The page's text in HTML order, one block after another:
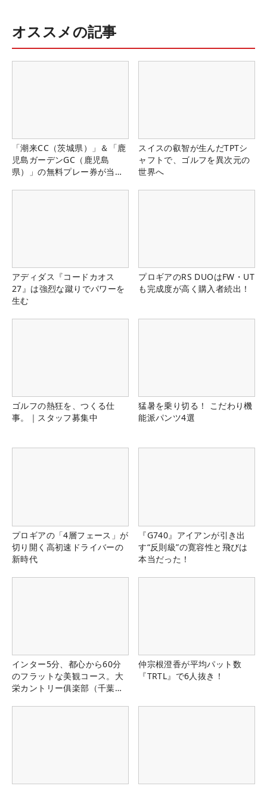
オススメの記事
「潮来CC（茨城県）」＆「鹿
児島ガーデンGC（鹿児島
県）」の無料プレー券が当た
スイスの叡智が生んだTPTシ
ャフトで、ゴルフを異次元の
世界へ
アディダス『コードカオス
27』は強烈な蹴りでパワーを
生む
プロギアのRS DUOはFW・UT
も完成度が高く購入者続出！
ゴルフの熱狂を、つくる仕
事。｜スタッフ募集中
猛暑を乗り切る！ こだわり機
能派パンツ4選
プロギアの「4層フェース」が
切り開く高初速ドライバーの
新時代
『G740』アイアンが引き出
す“反則級”の寛容性と飛びは
本当だった！
インター5分、都心から60分
のフラットな美観コース。大
栄カントリー俱楽部（千葉
仲宗根澄香が平均パット数
『TRTL』で6人抜き！